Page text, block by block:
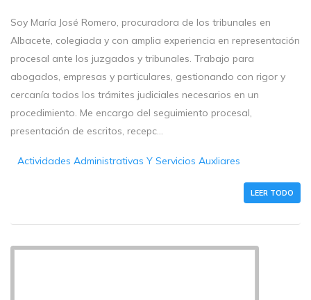
Soy María José Romero, procuradora de los tribunales en
Albacete, colegiada y con amplia experiencia en representación
procesal ante los juzgados y tribunales. Trabajo para
abogados, empresas y particulares, gestionando con rigor y
cercanía todos los trámites judiciales necesarios en un
procedimiento. Me encargo del seguimiento procesal,
presentación de escritos, recepc...
Actividades Administrativas Y Servicios Auxliares
LEER TODO